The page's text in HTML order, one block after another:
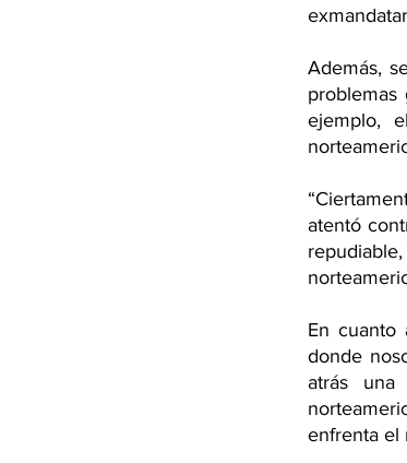
Además,
ejemplo,
atentó
En cuanto
donde
atrás
enfrenta el